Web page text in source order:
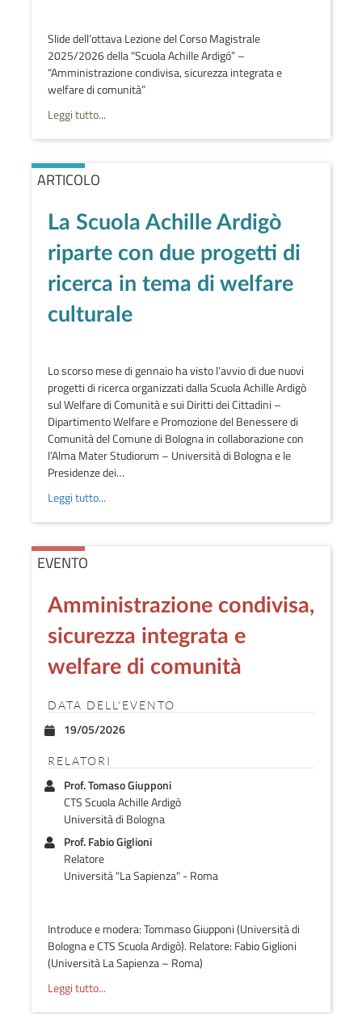
Slide dell’ottava Lezione del Corso Magistrale
2025/2026 della “Scuola Achille Ardigó” –
“Amministrazione condivisa, sicurezza integrata e
welfare di comunità”
Leggi tutto...
ARTICOLO
La Scuola Achille Ardigò
riparte con due progetti di
ricerca in tema di welfare
culturale
Lo scorso mese di gennaio ha visto l’avvio di due nuovi
progetti di ricerca organizzati dalla Scuola Achille Ardigò
sul Welfare di Comunità e sui Diritti dei Cittadini –
Dipartimento Welfare e Promozione del Benessere di
Comunità del Comune di Bologna in collaborazione con
l’Alma Mater Studiorum – Università di Bologna e le
Presidenze dei…
Leggi tutto...
EVENTO
Amministrazione condivisa,
sicurezza integrata e
welfare di comunità
DATA DELL'EVENTO
19/05/2026
RELATORI
Prof. Tomaso Giupponi
CTS Scuola Achille Ardigò
Università di Bologna
Prof. Fabio Giglioni
Relatore
Università "La Sapienza" - Roma
Introduce e modera: Tommaso Giupponi (Università di
Bologna e CTS Scuola Ardigò). Relatore: Fabio Giglioni
(Università La Sapienza – Roma)
Leggi tutto...